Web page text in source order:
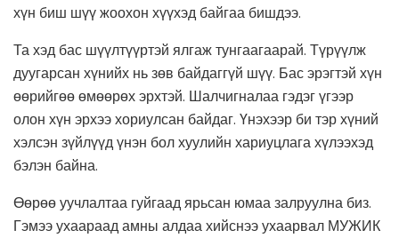
хүн биш шүү жоохон хүүхэд байгаа бишдээ.
Та хэд бас шүүлтүүртэй ялгаж тунгаагаарай. Түрүүлж
дуугарсан хүнийх нь зөв байдаггүй шүү. Бас эрэгтэй хүн
өөрийгөө өмөөрөх эрхтэй. Шалчигналаа гэдэг үгээр
олон хүн эрхээ хориулсан байдаг. Үнэхээр би тэр хүний
хэлсэн зүйлүүд үнэн бол хуулийн хариуцлага хүлээхэд
бэлэн байна.
Өөрөө уучлалтаа гуйгаад ярьсан юмаа залруулна биз.
Гэмээ ухаараад амны алдаа хийснээ ухаарвал МУЖИК